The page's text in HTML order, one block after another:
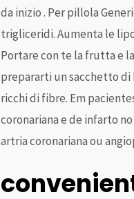
da inizio . Per pillola
trigliceridi. Aumenta le
Portare con te la frutta e
prepararti un sacchetto di
ricchi di fibre. Em
coronariana e de infarto
artria coronariana ou